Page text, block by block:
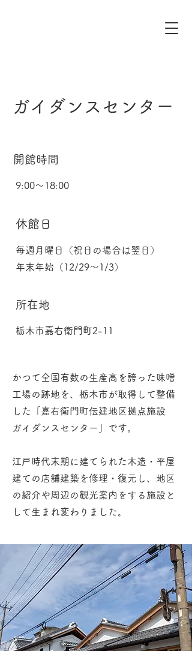
ガイダンスセンター
開館時間
9:00〜18:00
休館日
毎週月曜日（祝日の場合は翌日）
年末年始（12/29〜1/3）
所在地
栃木市嘉右衛門町2-11
かつて全国有数の生産高を誇った味噌
工場の跡地を、栃木市が取得して整備
した「嘉右衛門町伝建地区拠点施設
ガイダンスセンター」です。
江戸時代末期に建てられた木造・平屋
建ての店舗建築を修理・復元し、地区
の紹介や周辺の観光案内をする施設と
して生まれ変わりました。